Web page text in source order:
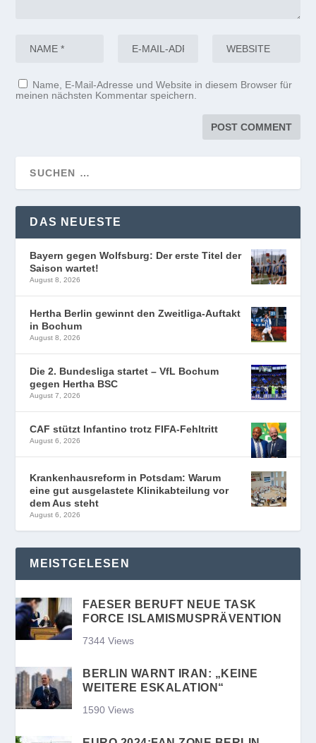
Name, E-Mail-Adresse und Website in diesem Browser für
meinen nächsten Kommentar speichern.
DAS NEUESTE
Bayern gegen Wolfsburg: Der erste Titel der
Saison wartet!
August 8, 2026
Hertha Berlin gewinnt den Zweitliga-Auftakt
in Bochum
August 8, 2026
Die 2. Bundesliga startet – VfL Bochum
gegen Hertha BSC
August 7, 2026
CAF stützt Infantino trotz FIFA-Fehltritt
August 6, 2026
Krankenhausreform in Potsdam: Warum
eine gut ausgelastete Klinikabteilung vor
dem Aus steht
August 6, 2026
MEISTGELESEN
FAESER BERUFT NEUE TASK
FORCE ISLAMISMUSPRÄVENTION
7344 Views
BERLIN WARNT IRAN: „KEINE
WEITERE ESKALATION“
1590 Views